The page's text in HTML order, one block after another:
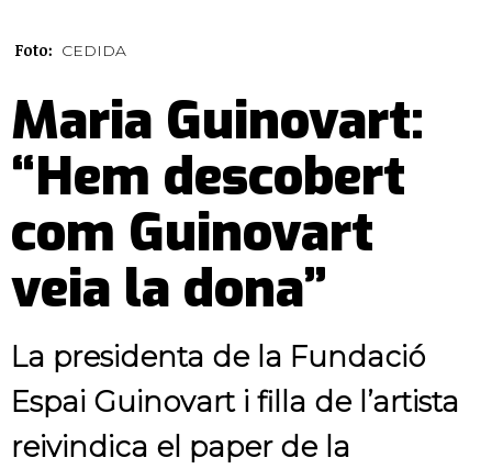
Foto: CEDIDA
Maria Guinovart:
“Hem descobert
com Guinovart
veia la dona”
La presidenta de la Fundació
Espai Guinovart i filla de l’artista
reivindica el paper de la